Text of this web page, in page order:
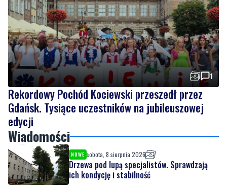
1
Rekordowy Pochód Kociewski przeszedł przez
Gdańsk. Tysiące uczestników na jubileuszowej
edycji
Wiadomości
NOWE sobota, 8 sierpnia 2026
Drzewa pod lupą specjalistów. Sprawdzają
ich kondycję i stabilność